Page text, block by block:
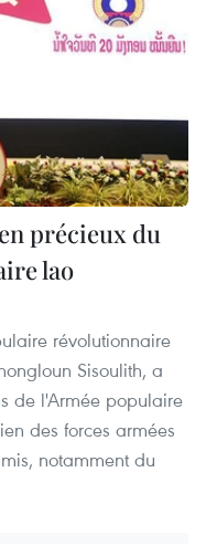
précieux du
lao
révolutionnaire
Sisoulith, a
de l'Armée populaire
des forces armées
notamment du